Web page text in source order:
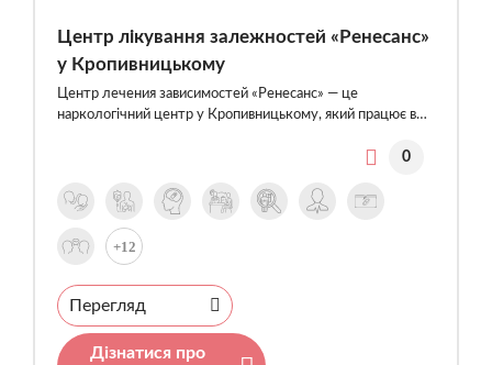
Центр лікування залежностей «Ренесанс»
у Кропивницькому
Центр лечения зависимостей «Ренесанс» — це
наркологічний центр у Кропивницькому, який працює в…
0
+12
Перегляд
Дізнатися про